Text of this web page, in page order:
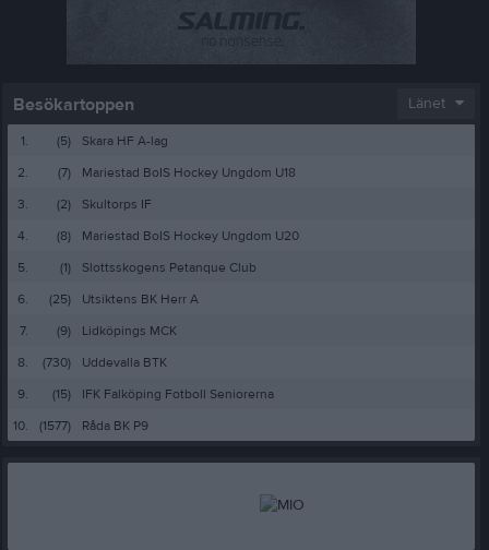
Besökartoppen Länet
1. (5)
Skara HF A-lag
2.
(7)
Mariestad BoIS Hockey Ungdom U18
3.
(2)
Skultorps IF
4.
(8)
Mariestad BoIS Hockey Ungdom U20
5.
(1)
Slottsskogens Petanque Club
6.
(25)
Utsiktens BK Herr A
7.
(9)
Lidköpings MCK
8.
(730)
Uddevalla BTK
9.
(15)
IFK Falköping Fotboll Seniorerna
10.
(1577) Råda BK P9